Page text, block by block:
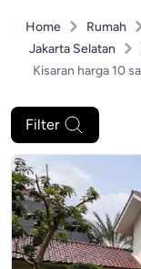
Home Rumah
Jakarta Selatan
Kisaran harga 10
Filter